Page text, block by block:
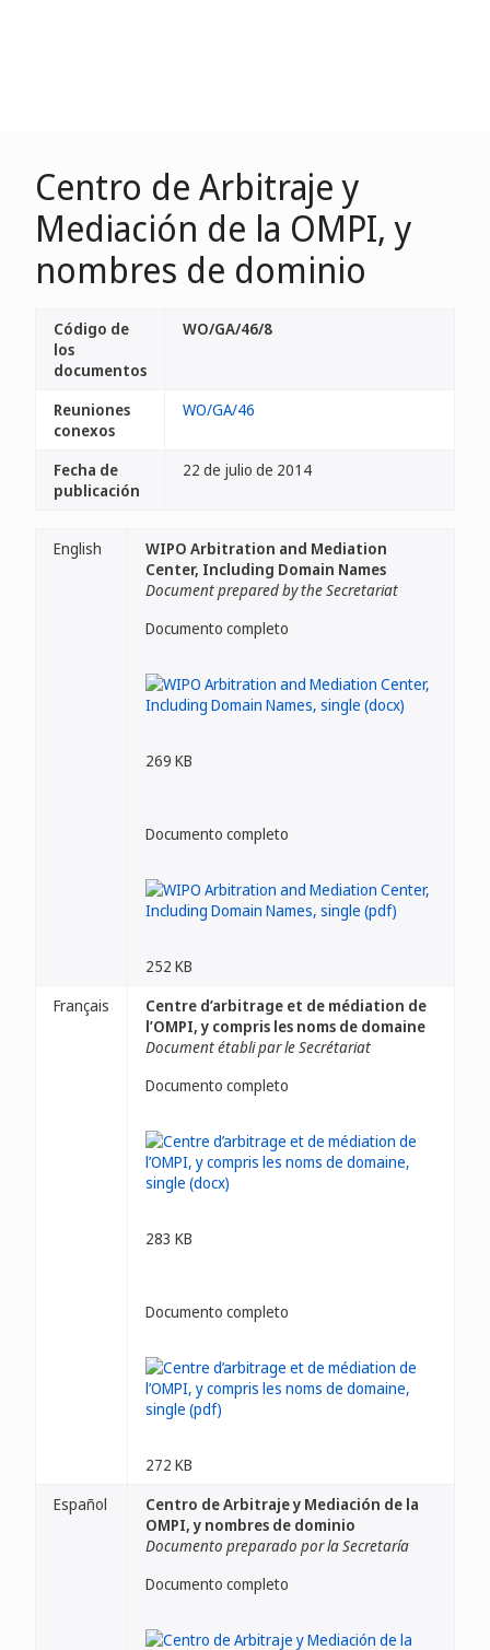
Centro de Arbitraje y
Mediación de la OMPI, y
nombres de dominio
Código de
los
documentos
WO/GA/46/8
Reuniones
conexos
WO/GA/46
Fecha de
publicación
22 de julio de 2014
English
WIPO Arbitration and Mediation
Center, Including Domain Names
Document prepared by the Secretariat
Documento completo
269 KB
Documento completo
252 KB
Français
Centre d’arbitrage et de médiation de
l’OMPI, y compris les noms de domaine
Document établi par le Secrétariat
Documento completo
283 KB
Documento completo
272 KB
Español
Centro de Arbitraje y Mediación de la
OMPI, y nombres de dominio
Documento preparado por la Secretaría
Documento completo